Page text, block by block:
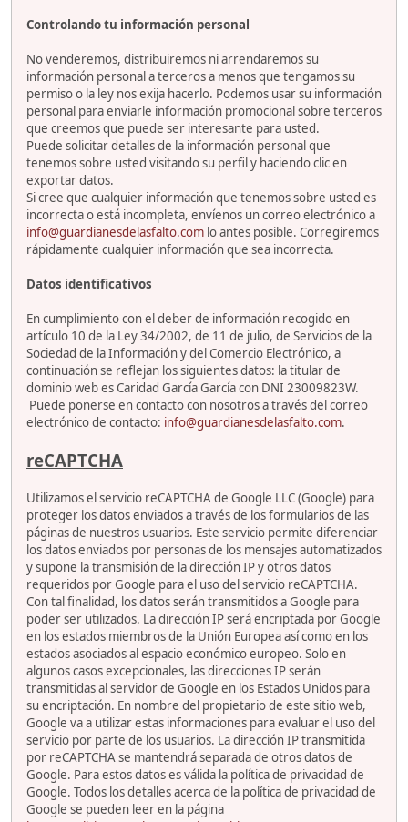
Controlando tu información personal
No venderemos, distribuiremos ni arrendaremos su
información personal a terceros a menos que tengamos su
permiso o la ley nos exija hacerlo. Podemos usar su información
personal para enviarle información promocional sobre terceros
que creemos que puede ser interesante para usted.
Puede solicitar detalles de la información personal que
tenemos sobre usted visitando su perfil y haciendo clic en
exportar datos.
Si cree que cualquier información que tenemos sobre usted es
incorrecta o está incompleta, envíenos un correo electrónico a
info@guardianesdelasfalto.com lo antes posible. Corregiremos
rápidamente cualquier información que sea incorrecta.
Datos identificativos
En cumplimiento con el deber de información recogido en
artículo 10 de la Ley 34/2002, de 11 de julio, de Servicios de la
Sociedad de la Información y del Comercio Electrónico, a
continuación se reflejan los siguientes datos: la titular de
dominio web es Caridad García García con DNI 23009823W.
Puede ponerse en contacto con nosotros a través del correo
electrónico de contacto: info@guardianesdelasfalto.com.
reCAPTCHA
Utilizamos el servicio reCAPTCHA de Google LLC (Google) para
proteger los datos enviados a través de los formularios de las
páginas de nuestros usuarios. Este servicio permite diferenciar
los datos enviados por personas de los mensajes automatizados
y supone la transmisión de la dirección IP y otros datos
requeridos por Google para el uso del servicio reCAPTCHA.
Con tal finalidad, los datos serán transmitidos a Google para
poder ser utilizados. La dirección IP será encriptada por Google
en los estados miembros de la Unión Europea así como en los
estados asociados al espacio económico europeo. Solo en
algunos casos excepcionales, las direcciones IP serán
transmitidas al servidor de Google en los Estados Unidos para
su encriptación. En nombre del propietario de este sitio web,
Google va a utilizar estas informaciones para evaluar el uso del
servicio por parte de los usuarios. La dirección IP transmitida
por reCAPTCHA se mantendrá separada de otros datos de
Google. Para estos datos es válida la política de privacidad de
Google. Todos los detalles acerca de la política de privacidad de
Google se pueden leer en la página